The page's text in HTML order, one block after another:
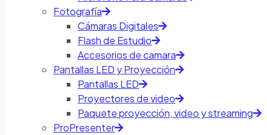
Fotografía
Cámaras Digitales
Flash de Estudio
Accesorios de camara
Pantallas LED y Proyección
Pantallas LED
Proyectores de video
Paquete proyección, video y streaming
ProPresenter